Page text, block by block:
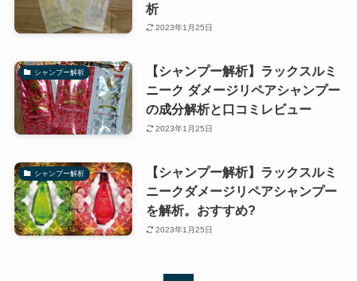
析
2023年1月25日
シャンプー解析
【シャンプー解析】ラックスルミ
ニーク ダメージリペアシャンプー
の成分解析と口コミレビュー
2023年1月25日
シャンプー解析
【シャンプー解析】ラックスルミ
ニークダメージリペアシャンプー
を解析。おすすめ?
2023年1月25日